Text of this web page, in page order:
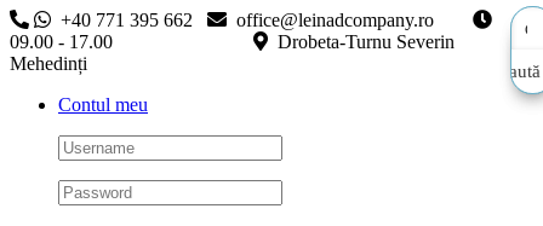
Skip
to
content
+40 771 395 662
office@leinadcompany.ro
09.00 - 17.00
Drobeta-Turnu Severin
Mehedinți
Contul meu
Caută
Caută